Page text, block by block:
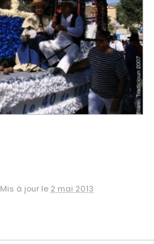
Mis à jour le 2 mai 2013